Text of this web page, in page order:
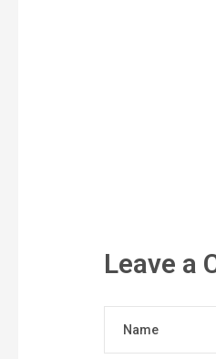
Leave a